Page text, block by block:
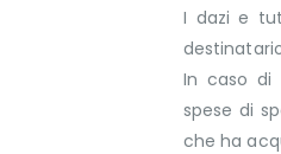
I dazi e
In caso di
spese di
che ha